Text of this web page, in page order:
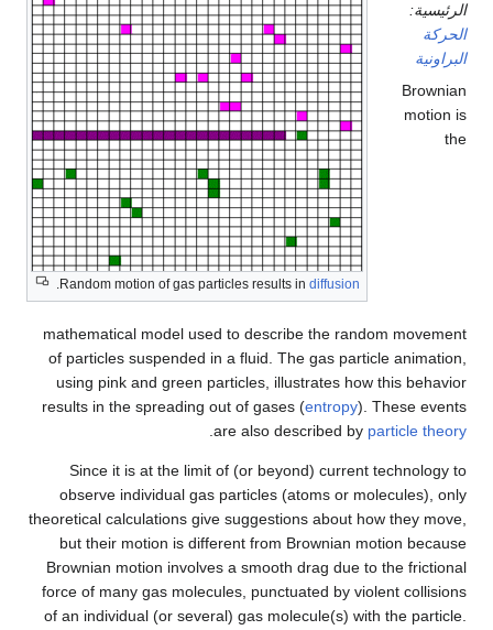
Random motion of gas particles results in diffusion
.
الرئيسية:
الحركة
البراونية
Brownian
motion is
the
mathematical model used to describe the random movement
of particles suspended in a fluid. The gas particle animation,
using pink and green particles, illustrates how this behavior
results in the spreading out of gases (entropy). These events
are also described by particle theory
.
Since it is at the limit of (or beyond) current technology to
observe individual gas particles (atoms or molecules), only
theoretical calculations give suggestions about how they move,
but their motion is different from Brownian motion because
Brownian motion involves a smooth drag due to the frictional
force of many gas molecules, punctuated by violent collisions
of an individual (or several) gas molecule(s) with the particle.